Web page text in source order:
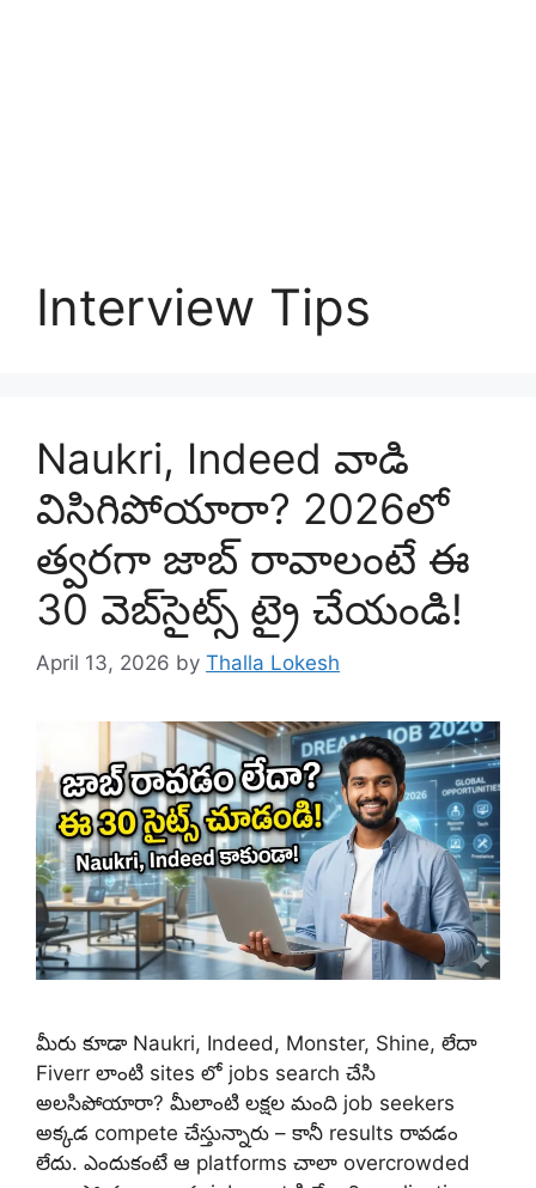
Interview Tips
Naukri, Indeed వాడి
విసిగిపోయారా? 2026లో
త్వరగా జాబ్ రావాలంటే ఈ
30 వెబ్‌సైట్స్ ట్రై చేయండి!
April 13, 2026 by Thalla Lokesh
మీరు కూడా Naukri, Indeed, Monster, Shine, లేదా
Fiverr లాంటి sites లో jobs search చేసి
అలసిపోయారా? మీలాంటి లక్షల మంది job seekers
అక్కడ compete చేస్తున్నారు – కానీ results రావడం
లేదు. ఎందుకంటే ఆ platforms చాలా overcrowded